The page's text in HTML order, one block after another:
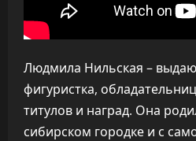
Людмила Нильская –
фигуристка,
титулов и наград. Она
сибирском городке и с